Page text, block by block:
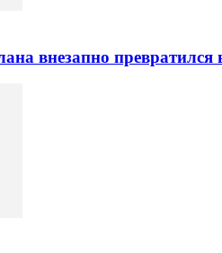
внезапно превратился